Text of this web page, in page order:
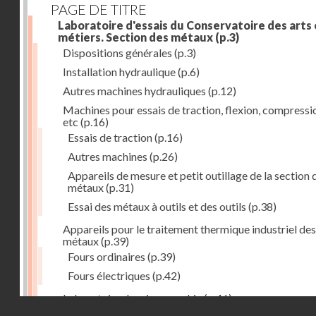
PAGE DE TITRE
Laboratoire d'essais du Conservatoire des arts
métiers. Section des métaux (p.3)
Dispositions générales (p.3)
Installation hydraulique(p.6)
Autres machines hydrauliques (p.12)
Machines pour essais de traction, flexion,
etc (p.16)
Essais de traction(p.16)
Autres machines (p.26)
Appareils de mesure et petit outillage de la section
métaux(p.31)
Essai des métaux à outils et des outils (p.38)
Appareils pour le traitement thermique industriel des
métaux(p.39)
Fours ordinaires (p.39)
Fours électriques (p.42)
Laboratoire de micrographie(p.46)